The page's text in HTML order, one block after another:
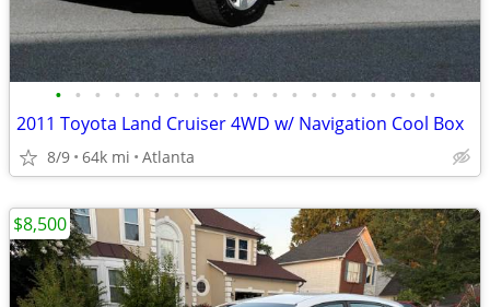
• • • • • • • • • • • • • • • • • • • •
2011 Toyota Land Cruiser 4WD w/ Navigation Cool Box
8/9 64k mi Atlanta
$8,500